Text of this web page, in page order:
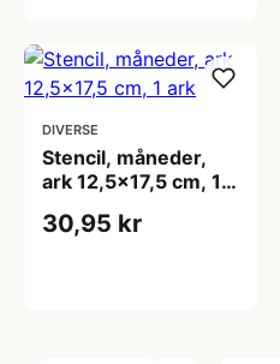
DIVERSE
Stencil, måneder,
ark 12,5x17,5 cm, 1
30,95 kr